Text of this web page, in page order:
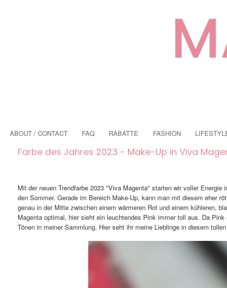
ABOUT / CONTACT FAQ RABATTE FASHION
Farbe des Jahres 2023 - Make-Up in Viva
Mit der neuen Trendfarbe 2023 "Viva Magenta" starten wir voller
den Sommer. Gerade im Bereich Make-Up, kann man mit diesem eher
genau in der Mitte zwischen einem wärmeren Rot und einem kühleren,
Magenta optimal, hier sieht ein leuchtendes Pink immer toll aus. Da
Tönen in meiner Sammlung. Hier seht ihr meine Lieblinge in diesem